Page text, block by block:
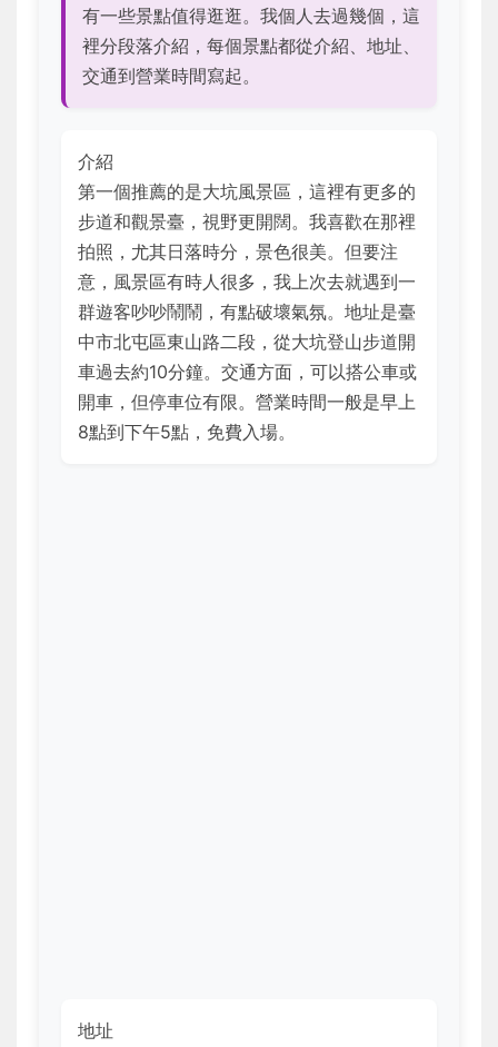
有一些景點值得逛逛。我個人去過幾個，這
裡分段落介紹，每個景點都從介紹、地址、
交通到營業時間寫起。
介紹
第一個推薦的是大坑風景區，這裡有更多的
步道和觀景臺，視野更開闊。我喜歡在那裡
拍照，尤其日落時分，景色很美。但要注
意，風景區有時人很多，我上次去就遇到一
群遊客吵吵鬧鬧，有點破壞氣氛。地址是臺
中市北屯區東山路二段，從大坑登山步道開
車過去約10分鐘。交通方面，可以搭公車或
開車，但停車位有限。營業時間一般是早上
8點到下午5點，免費入場。
地址